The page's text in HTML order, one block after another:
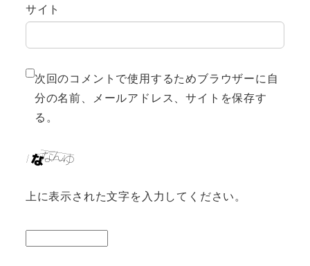
サイト
次回のコメントで使用するためブラウザーに自
分の名前、メールアドレス、サイトを保存す
る。
上に表示された文字を入力してください。